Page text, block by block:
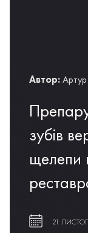
Автор:
зубів
щелепи
21